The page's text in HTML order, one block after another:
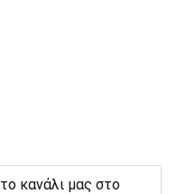
κανάλι μας στο